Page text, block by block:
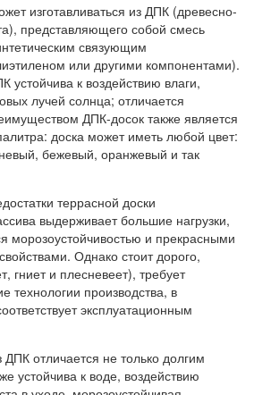
изготавливаться из ДПК (древесно-
представляющего собой смесь
связующим
или другими компонентами).
устойчива к воздействию влаги,
лучей солнца; отличается
ДПК-досок также является
доска может иметь любой цвет:
бежевый, оранжевый и так
террасной доски
выдерживает большие нагрузки,
морозоустойчивостью и прекрасными
Однако стоит дорого,
гниет и плесневеет), требует
технологии производства, в
эксплуатационным
отличается не только долгим
устойчива к воде, воздействию